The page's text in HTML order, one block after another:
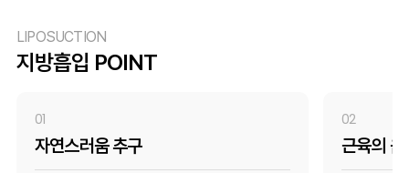
LIPOSUCTION
지방흡입 POINT
01
자연스러움 추구
02
근육의